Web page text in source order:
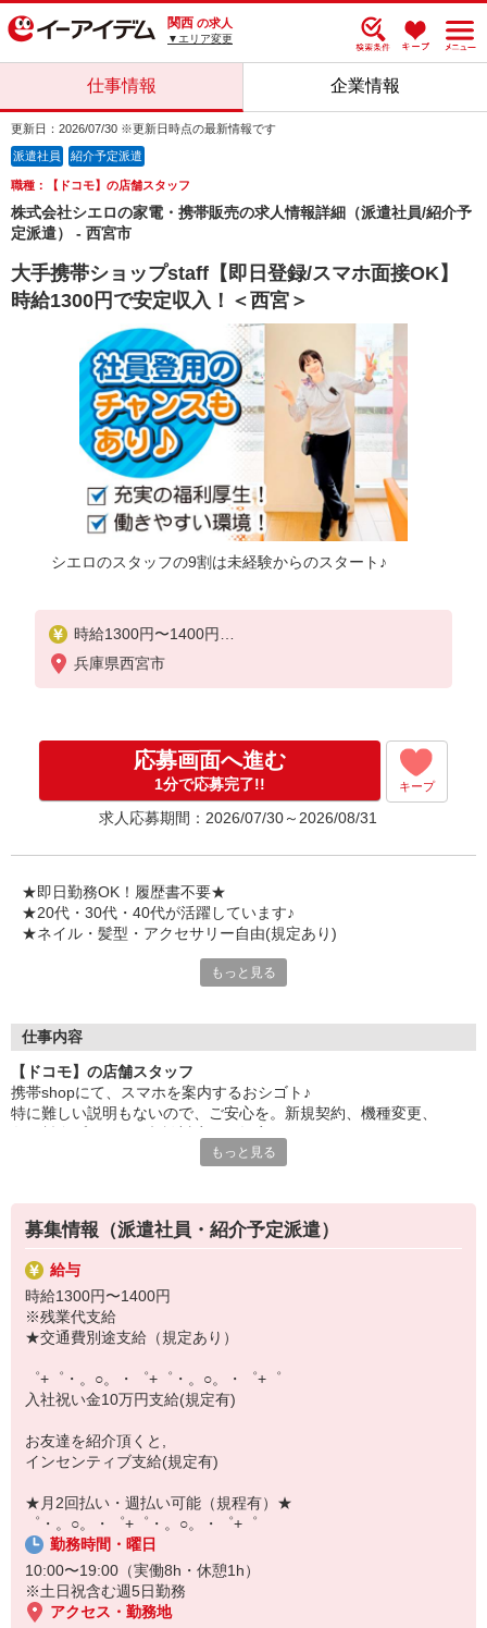
関西 の求人
▼エリア変更
仕事情報 企業情報
更新日：2026/07/30 ※更新日時点の最新情報です
派遣社員 紹介予定派遣
職種：【ドコモ】の店舗スタッフ
株式会社シエロの家電・携帯販売の求人情報詳細（派遣社員/紹介予
定派遣） - 西宮市
大手携帯ショップstaff【即日登録/スマホ面接OK】
時給1300円で安定収入！＜西宮＞
シエロのスタッフの9割は未経験からのスタート♪
時給1300円〜1400円
※残業代支給
★交通費別途支給（規定あり）
入社祝い金10万円支給(規定有)
お友達を紹介頂くと,
インセンティブ支給(規定有)
゜・。○。・゜+゜・。○。・゜+゜
兵庫県西宮市
応募画面へ進む
1分で応募完了!! キープ
求人応募期間：2026/07/30～2026/08/31
★即日勤務OK！履歴書不要★
★20代・30代・40代が活躍しています♪
★ネイル・髪型・アクセサリー自由(規定あり)
各キャリアの新機種が特別価格で購入OK！！
特別割引価格でご利用可能☆
お得に過ごしたいあなたの味方です♪
【選べるお仕事いろいろ】
事務、経理、データ入力、コールセンター、受付
▼工場・製造・軽作業系
機械/食品製造・梱包・仕分け・加工・組立・検査
▼美容系
眉毛サロンのアイブロウ・ネイリスト・エステ
▼営業・販売
法人営業・アパレル販売・個別指導塾・人材紹介
▼人気案件も多数♪
短期・期間限定・オープニング・官公庁案件
上場/優良/大手企業など
【スマホ面接実施中】
￣￣￣￣￣￣￣￣￣
自宅に居ながらスマホでカンタン面接OK！
オンライン面談なのでスピード対応。
即日登録もOK♪
気になった方はお気軽にご相談ください！
もっと見る
仕事内容
【ドコモ】の店舗スタッフ
携帯shopにて、スマホを案内するおシゴト♪
特に難しい説明もないので、ご安心を。新規契約、機種変更、
満足度◎
■携帯やインターネット販売業務
docomo(ドコモ)/au(エーユー)・KDDI/softbank(ソフトバンク)など
の大手キャリアから
ワイモバイル(Y!mobille)、楽天モバイル、UQなど格安スマホまで幅
広く紹介可能♪
もっと見る
募集情報（派遣社員・紹介予定派遣）
給与
時給1300円〜1400円
※残業代支給
★交通費別途支給（規定あり）
゜+゜・。○。・゜+゜・。○。・゜+゜
入社祝い金10万円支給(規定有)
お友達を紹介頂くと,
インセンティブ支給(規定有)
★月2回払い・週払い可能（規程有）★
゜・。○。・゜+゜・。○。・゜+゜
勤務時間・曜日
10:00〜19:00（実働8h・休憩1h）
※土日祝含む週5日勤務
アクセス・勤務地